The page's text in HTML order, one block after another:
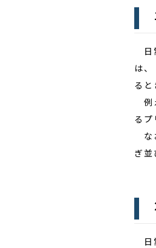
日
は
ると
例
る
な
ぎ並
日